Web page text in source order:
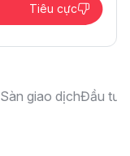
Tiêu cực
Sàn giao dịchĐầu tư